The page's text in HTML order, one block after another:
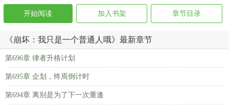
开始阅读 加入书架 章节目录
《崩坏：我只是一个普通人哦》最新章节
第696章 律者升格计划
第695章 企划，终焉倒计时
第694章 离别是为了下一次重逢